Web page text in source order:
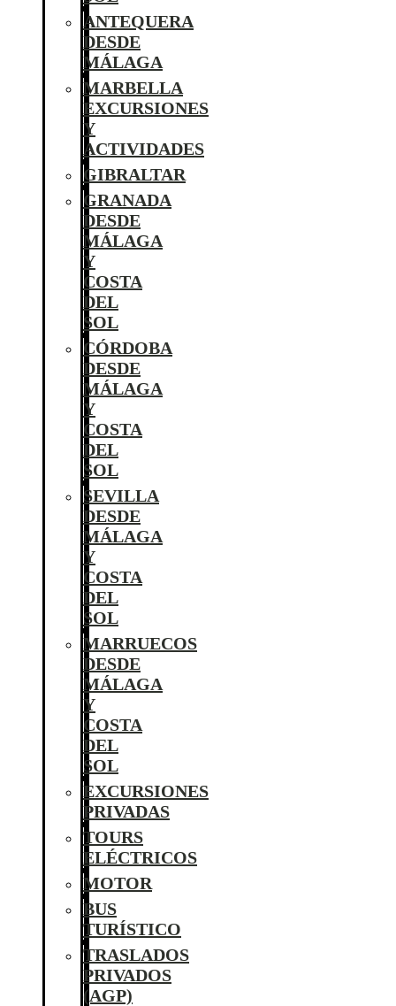
ANTEQUERA
DESDE
MÁLAGA
MARBELLA
EXCURSIONES
Y
ACTIVIDADES
GIBRALTAR
GRANADA
DESDE
MÁLAGA
Y
COSTA
DEL
SOL
CÓRDOBA
DESDE
MÁLAGA
Y
COSTA
DEL
SOL
SEVILLA
DESDE
MÁLAGA
Y
COSTA
DEL
SOL
MARRUECOS
DESDE
MÁLAGA
Y
COSTA
DEL
SOL
EXCURSIONES
PRIVADAS
TOURS
ELÉCTRICOS
MOTOR
BUS
TURÍSTICO
TRASLADOS
PRIVADOS
(AGP)